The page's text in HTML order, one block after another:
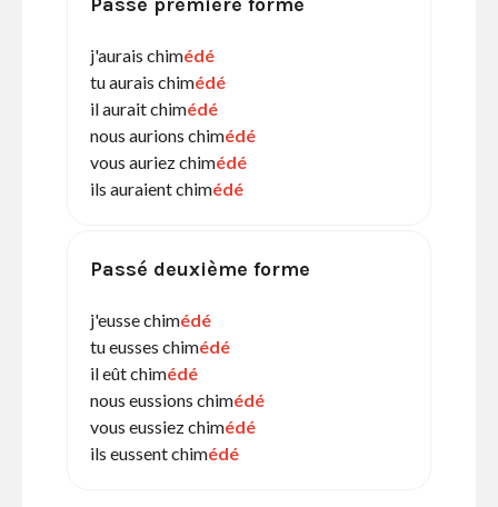
j'aurais chimédé
tu aurais chimédé
il aurait chimédé
nous aurions chimédé
vous auriez chimédé
ils auraient chimédé
Passé deuxième forme
j'eusse chimédé
tu eusses chimédé
il eût chimédé
nous eussions chimédé
vous eussiez chimédé
ils eussent chimédé